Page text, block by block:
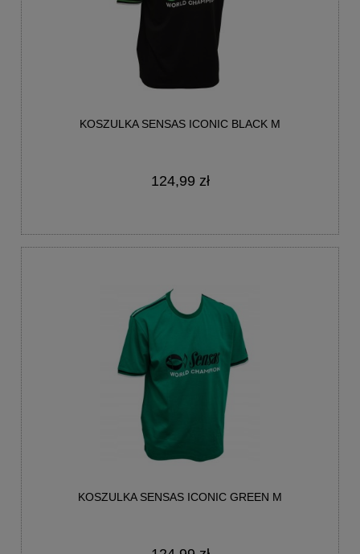
KOSZULKA SENSAS ICONIC BLACK M
124,99 zł
KOSZULKA SENSAS ICONIC GREEN M